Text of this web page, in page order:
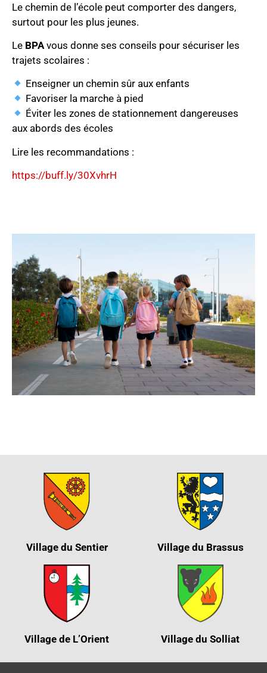
Le chemin de l’école peut comporter des dangers,
surtout pour les plus jeunes.
Le BPA vous donne ses conseils pour sécuriser les
trajets scolaires :
Enseigner un chemin sûr aux enfants
Favoriser la marche à pied
Éviter les zones de stationnement dangereuses
aux abords des écoles
Lire les recommandations :
https://buff.ly/30XvhrH
Village du Sentier Village du Brassus
Village de L’Orient Village du Solliat